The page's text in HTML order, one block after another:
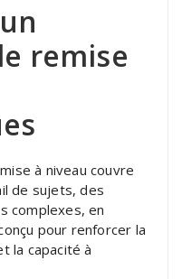
remise
à niveau couvre
de sujets, des
complexes, en
pour renforcer la
la capacité à